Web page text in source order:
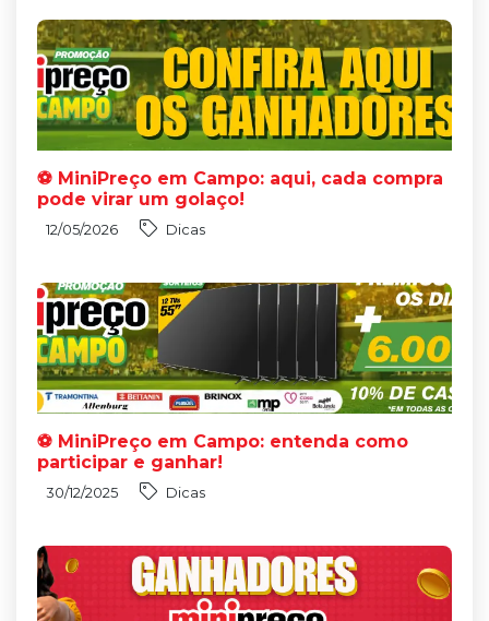
⚽ MiniPreço em Campo: aqui, cada compra
pode virar um golaço!
12/05/2026 Dicas
⚽ MiniPreço em Campo: entenda como
participar e ganhar!
30/12/2025 Dicas